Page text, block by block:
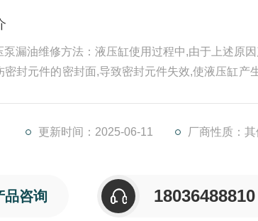
泵漏油维修方法：液压缸使用过程中,由于上述原
密封元件的密封面,导致密封元件失效,使液压缸产
更新时间：2025-06-11 厂商性质：
品咨询 18036488810